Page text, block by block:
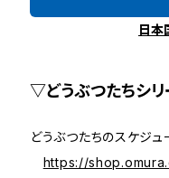
日本
▽どうぶつたちシ
どうぶつたちのスケジ
https://